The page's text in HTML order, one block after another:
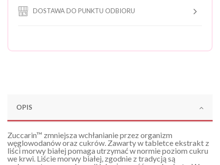
DOSTAWA DO PUNKTU ODBIORU
OPIS
Zuccarin™ zmniejsza wchłanianie przez organizm
węglowodanów oraz cukrów. Zawarty w tabletce ekstrakt z
liści morwy białej pomaga utrzymać w normie poziom cukru
we krwi. Liście morwy białej, zgodnie z tradycją są